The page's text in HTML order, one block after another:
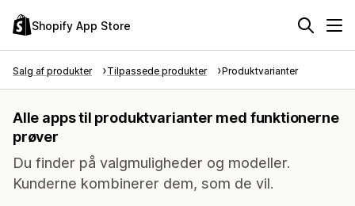
Shopify App Store
Salg af produkter Tilpassede produkter Produktvarianter
Alle apps til produktvarianter med funktionerne
prøver
Du finder på valgmuligheder og modeller.
Kunderne kombinerer dem, som de vil.